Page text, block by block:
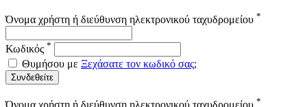
Όνομα χρήστη ή διεύθυνση ηλεκτρονικού ταχυδρομείου *
Κωδικός *
Θυμήσου με Ξεχάσατε τον κωδικό σας;
Συνδεθείτε
Όνομα χρήστη ή διεύθυνση ηλεκτρονικού ταχυδρομείου *